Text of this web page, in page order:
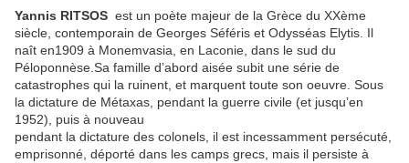
Yannis RITSOS est un poète majeur de la Grèce du XXème
siècle, contemporain de Georges Séféris et Odysséas Elytis. Il
naît en1909 à Monemvasia, en Laconie, dans le sud du
Péloponnèse.Sa famille d’abord aisée subit une série de
catastrophes qui la ruinent, et marquent toute son oeuvre. Sous
la dictature de Métaxas, pendant la guerre civile (et jusqu’en
1952), puis à nouveau
pendant la dictature des colonels, il est incessamment persécuté,
emprisonné, déporté dans les camps grecs, mais il persiste à